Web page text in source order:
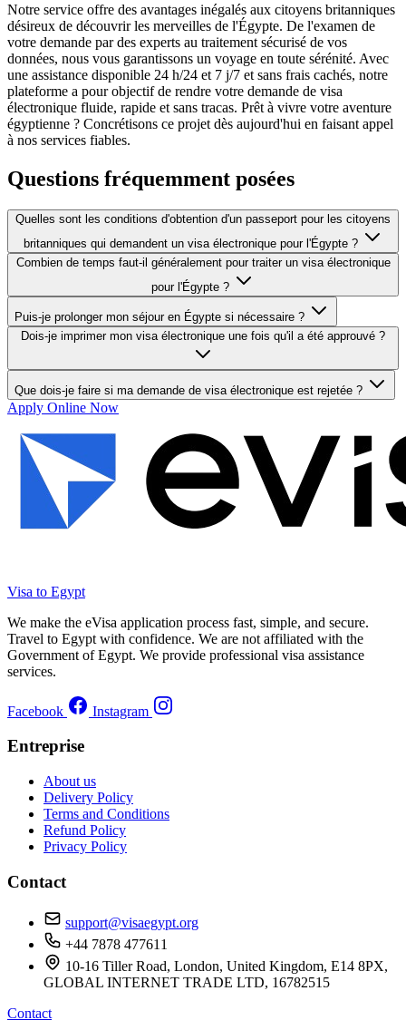
Notre service offre des avantages inégalés aux citoyens britanniques
désireux de découvrir les merveilles de l'Égypte. De l'examen de
votre demande par des experts au traitement sécurisé de vos
données, nous vous garantissons un voyage en toute sérénité. Avec
une assistance disponible 24 h/24 et 7 j/7 et sans frais cachés, notre
plateforme a pour objectif de rendre votre demande de visa
électronique fluide, rapide et sans tracas. Prêt à vivre votre aventure
égyptienne ? Concrétisons ce projet dès aujourd'hui en faisant appel
à nos services fiables.
Questions fréquemment posées
Quelles sont les conditions d'obtention d'un passeport pour les citoyens
britanniques qui demandent un visa électronique pour l'Égypte ?
Combien de temps faut-il généralement pour traiter un visa électronique
pour l'Égypte ?
Puis-je prolonger mon séjour en Égypte si nécessaire ?
Dois-je imprimer mon visa électronique une fois qu'il a été approuvé ?
Que dois-je faire si ma demande de visa électronique est rejetée ?
Apply Online Now
Visa to Egypt
We make the eVisa application process fast, simple, and secure.
Travel to Egypt with confidence. We are not affiliated with the
Government of Egypt. We provide professional visa assistance
services.
Facebook Instagram
Entreprise
About us
Delivery Policy
Terms and Conditions
Refund Policy
Privacy Policy
Contact
support@visaegypt.org
+44 7878 477611
10-16 Tiller Road, London, United Kingdom, E14 8PX,
GLOBAL INTERNET TRADE LTD, 16782515
Contact